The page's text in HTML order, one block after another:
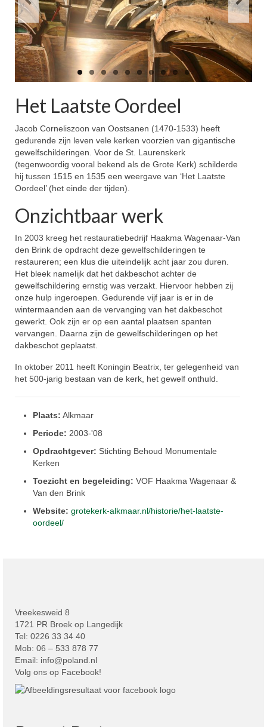
Het Laatste Oordeel
Jacob Corneliszoon van Oostsanen (1470-1533) heeft
gedurende zijn leven vele kerken voorzien van gigantische
gewelfschilderingen. Voor de St. Laurenskerk
(tegenwoordig vooral bekend als de Grote Kerk) schilderde
hij tussen 1515 en 1535 een weergave van ‘Het Laatste
Oordeel’ (het einde der tijden).
Onzichtbaar werk
In 2003 kreeg het restauratiebedrijf Haakma Wagenaar-Van
den Brink de opdracht deze gewelfschilderingen te
restaureren; een klus die uiteindelijk acht jaar zou duren.
Het bleek namelijk dat het dakbeschot achter de
gewelfschildering ernstig was verzakt. Hiervoor hebben zij
onze hulp ingeroepen. Gedurende vijf jaar is er in de
wintermaanden aan de vervanging van het dakbeschot
gewerkt. Ook zijn er op een aantal plaatsen spanten
vervangen. Daarna zijn de gewelfschilderingen op het
dakbeschot geplaatst.
In oktober 2011 heeft Koningin Beatrix, ter gelegenheid van
het 500-jarig bestaan van de kerk, het gewelf onthuld.
Plaats: Alkmaar
Periode: 2003-'08
Opdrachtgever: Stichting Behoud Monumentale
Kerken
Toezicht en begeleiding: VOF Haakma Wagenaar &
Van den Brink
Website: grotekerk-alkmaar.nl/historie/het-laatste-
oordeel/
Vreekesweid 8
1721 PR Broek op Langedijk
Tel: 0226 33 34 40
Mob: 06 – 533 878 77
Email: info@poland.nl
Volg ons op Facebook!